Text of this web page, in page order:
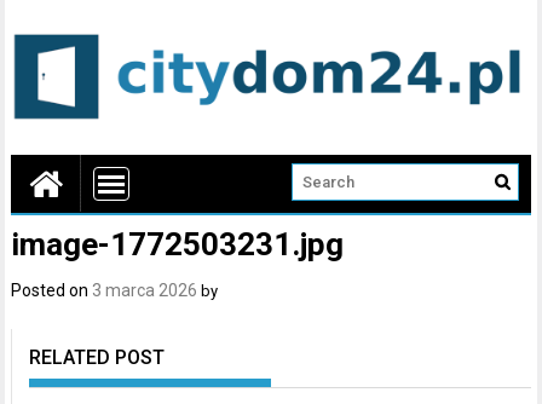
image-1772503231.jpg
Posted on 3 marca 2026 by
RELATED POST